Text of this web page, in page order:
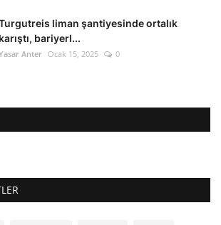
liman şantiyesinde ortalık
karıştı, bariyerl...
Anter Ocak 15, 2025 0